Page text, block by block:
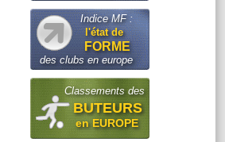
Indice MF :
l'état de
FORME
des clubs en europe
Classements des
BUTEURS
en EUROPE